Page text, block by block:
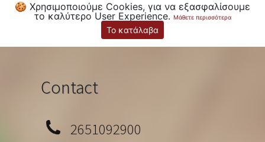
🍪 Χρησιμοποιούμε Cookies, για να εξασφαλίσουμε
το καλύτερο User Experience. Μάθετε περισσότερα
Το κατάλαβα
Contact
2651092900